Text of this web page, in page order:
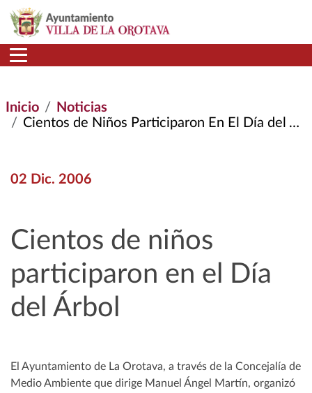
Pasar al contenido principal
Inicio
Noticias
Cientos de Niños Participaron En El Día del Árbol
02 Dic. 2006
Cientos de niños
participaron en el Día
del Árbol
El Ayuntamiento de La Orotava, a través de la Concejalía de
Medio Ambiente que dirige Manuel Ángel Martín, organizó